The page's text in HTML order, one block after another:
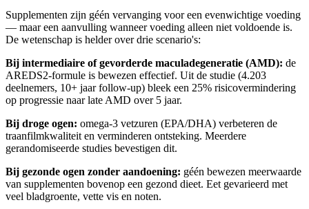
Supplementen zijn géén vervanging voor een evenwichtige voeding
— maar een aanvulling wanneer voeding alleen niet voldoende is.
De wetenschap is helder over drie scenario's:
Bij intermediaire of gevorderde maculadegeneratie (AMD): de
AREDS2-formule is bewezen effectief. Uit de studie (4.203
deelnemers, 10+ jaar follow-up) bleek een 25% risicovermindering
op progressie naar late AMD over 5 jaar.
Bij droge ogen: omega-3 vetzuren (EPA/DHA) verbeteren de
traanfilmkwaliteit en verminderen ontsteking. Meerdere
gerandomiseerde studies bevestigen dit.
Bij gezonde ogen zonder aandoening: géén bewezen meerwaarde
van supplementen bovenop een gezond dieet. Eet gevarieerd met
veel bladgroente, vette vis en noten.